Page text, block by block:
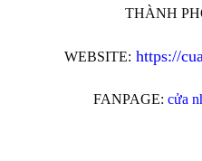
THÀNH
WEBSITE: https://
FANPAGE: cửa